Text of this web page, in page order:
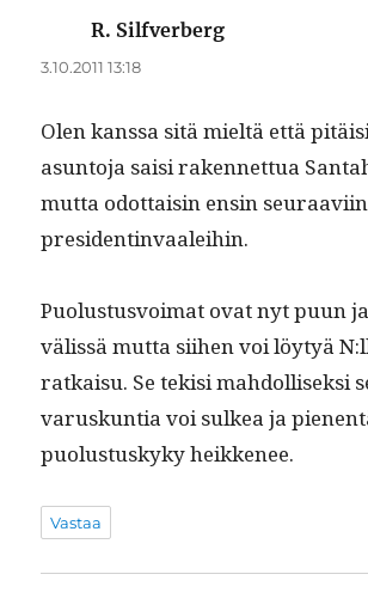
R. Silfverberg
3.10.2011 13:18
Olen kanssa sitä mieltä että
asun­to­ja saisi raken­net­tua
mut­ta odot­taisin ensin seu­raavi­in
presidentinvaaleihin.
Puo­lus­tusvoimat ovat nyt puun
välis­sä mut­ta siihen voi löy­tyä
ratkaisu. Se tek­isi mah­dol­lisek­si
varuskun­tia voi sulkea ja
puo­lus­tuskyky heikkenee.
Vastaa